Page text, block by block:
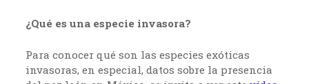
¿Qué es una especie invasora?
Para conocer qué son las especies exóticas
invasoras, en especial, datos sobre la presencia